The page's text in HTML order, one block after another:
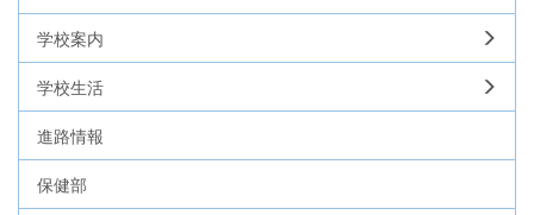
学校案内
学校生活
進路情報
保健部